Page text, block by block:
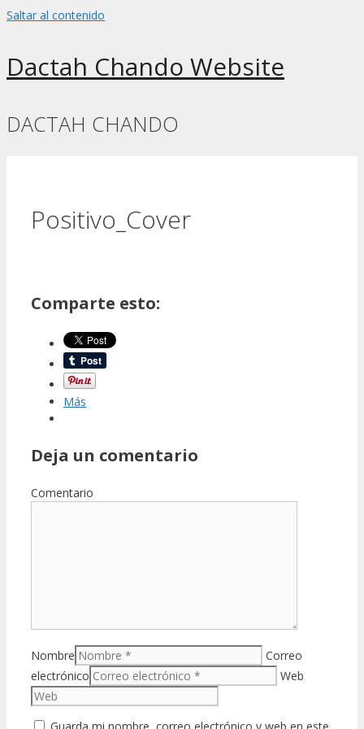
Saltar al contenido
Dactah Chando Website
DACTAH CHANDO
Positivo_Cover
Comparte esto:
Más
Deja un comentario
Comentario
Nombre
Correo
electrónico
Web
Guarda mi nombre, correo electrónico y web en este